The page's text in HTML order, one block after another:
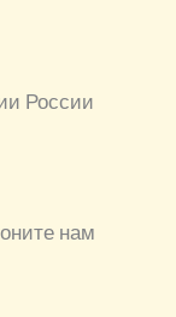
России
нам